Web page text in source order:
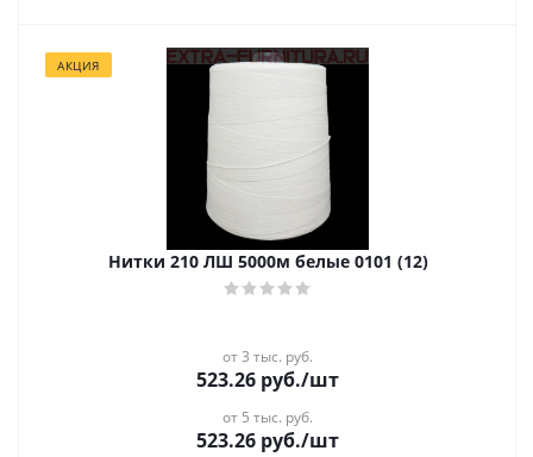
АКЦИЯ
Нитки 210 ЛШ 5000м белые 0101 (12)
от 3 тыс. руб.
523.26 руб./шт
от 5 тыс. руб.
523.26 руб./шт